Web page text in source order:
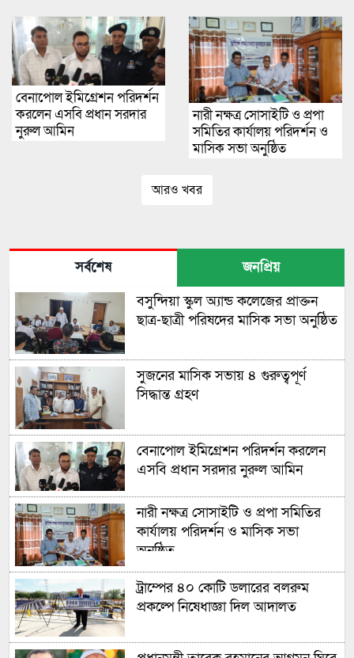
বেনাপোল ইমিগ্রেশন পরিদর্শন
করলেন এসবি প্রধান সরদার
নুরুল আমিন
নারী নক্ষত্র সোসাইটি ও প্রপা
সমিতির কার্যালয় পরিদর্শন ও
মাসিক সভা অনুষ্ঠিত
আরও খবর
সর্বশেষ জনপ্রিয়
বসুন্দিয়া স্কুল অ্যান্ড কলেজের প্রাক্তন
ছাত্র-ছাত্রী পরিষদের মাসিক সভা অনুষ্ঠিত
সুজনের মাসিক সভায় ৪ গুরুত্বপূর্ণ
সিদ্ধান্ত গ্রহণ
বেনাপোল ইমিগ্রেশন পরিদর্শন করলেন
এসবি প্রধান সরদার নুরুল আমিন
নারী নক্ষত্র সোসাইটি ও প্রপা সমিতির
কার্যালয় পরিদর্শন ও মাসিক সভা
অনুষ্ঠিত
ট্রাম্পের ৪০ কোটি ডলারের বলরুম
প্রকল্পে নিষেধাজ্ঞা দিল আদালত